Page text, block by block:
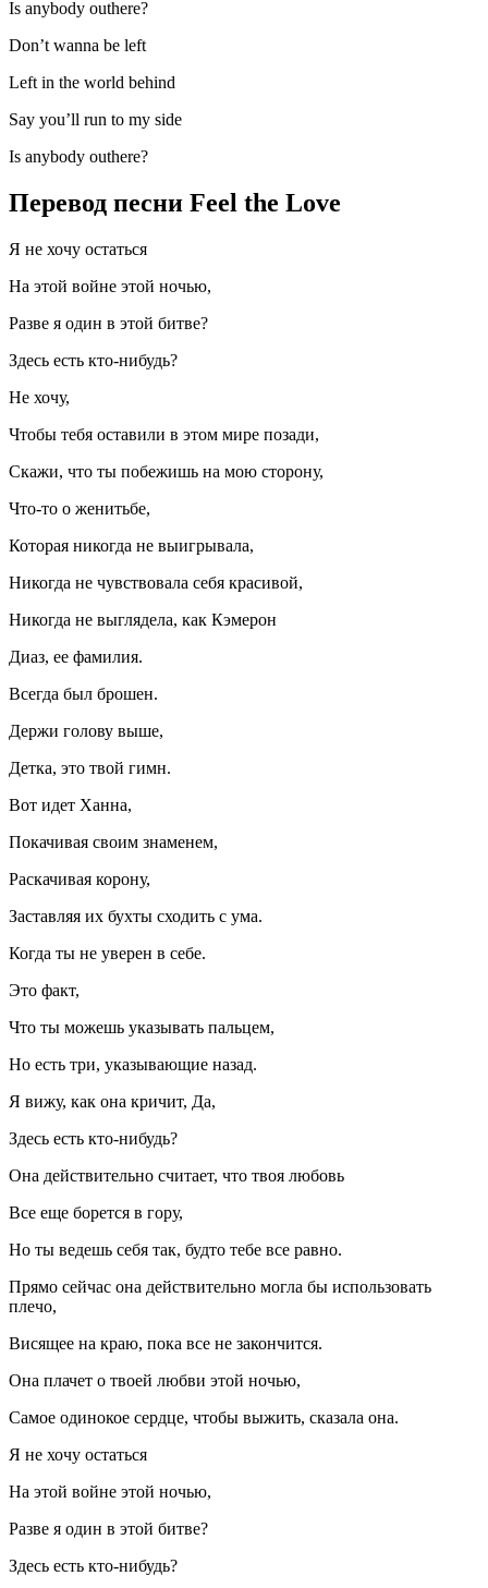
Is anybody outhere?
Don’t wanna be left
Left in the world behind
Say you’ll run to my side
Is anybody outhere?
Перевод песни Feel the Love
Я не хочу остаться
На этой войне этой ночью,
Разве я один в этой битве?
Здесь есть кто-нибудь?
Не хочу,
Чтобы тебя оставили в этом мире позади,
Скажи, что ты побежишь на мою сторону,
Что-то о женитьбе,
Которая никогда не выигрывала,
Никогда не чувствовала себя красивой,
Никогда не выглядела, как Кэмерон
Диаз, ее фамилия.
Всегда был брошен.
Держи голову выше,
Детка, это твой гимн.
Вот идет Ханна,
Покачивая своим знаменем,
Раскачивая корону,
Заставляя их бухты сходить с ума.
Когда ты не уверен в себе.
Это факт,
Что ты можешь указывать пальцем,
Но есть три, указывающие назад.
Я вижу, как она кричит, Да,
Здесь есть кто-нибудь?
Она действительно считает, что твоя любовь
Все еще борется в гору,
Но ты ведешь себя так, будто тебе все равно.
Прямо сейчас она действительно могла бы использовать
плечо,
Висящее на краю, пока все не закончится.
Она плачет о твоей любви этой ночью,
Самое одинокое сердце, чтобы выжить, сказала она.
Я не хочу остаться
На этой войне этой ночью,
Разве я один в этой битве?
Здесь есть кто-нибудь?